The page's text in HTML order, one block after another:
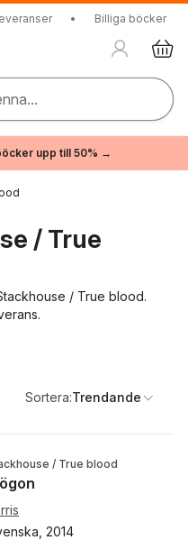
• Billiga böcker
upp till 50% →
/ True
/ True blood.
Sortera:Trendande
/ True blood
2014